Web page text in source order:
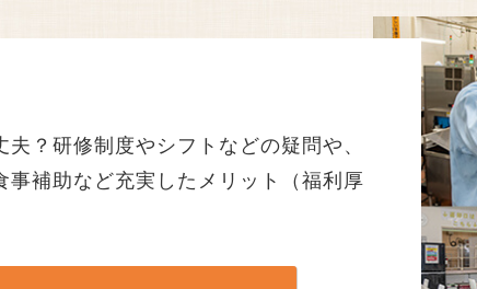
夫？研修制度やシフトなどの疑問や、
事補助など充実したメリット（福利厚